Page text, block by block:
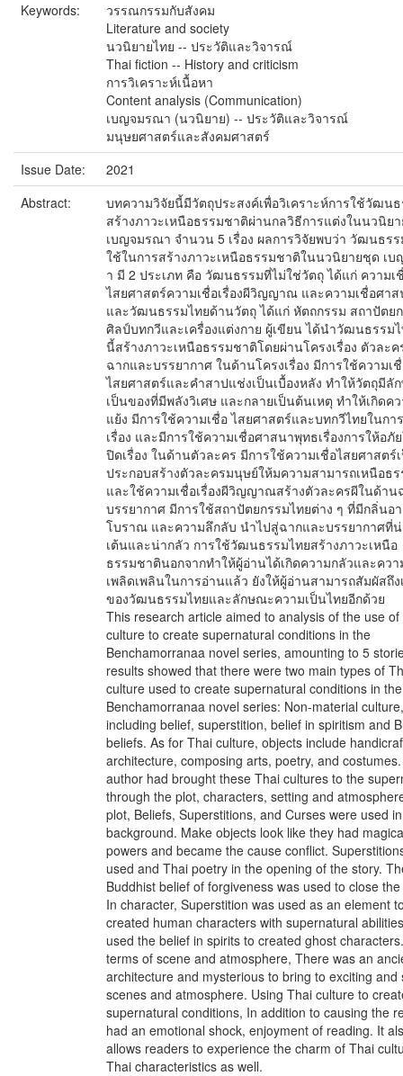
Keywords:
วรรณกรรมกับสังคม
Literature and society
นวนิยายไทย -- ประวัติและวิจารณ์
Thai fiction -- History and criticism
การวิเคราะห์เนื้อหา
Content analysis (Communication)
เบญจมรณา (นวนิยาย) -- ประวัติและวิจารณ์
มนุษยศาสตร์และสังคมศาสตร์
Issue Date:
2021
Abstract:
บทความวิจัยนี้มีวัตถุประสงค์เพื่อวิเคราะห์การใช้วัฒน
สร้างภาวะเหนือธรรมชาติผ่านกลวิธีการแต่งในนวนิย
เบญจมรณา จำนวน 5 เรื่อง ผลการวิจัยพบว่า วัฒนธร
ใช้ในการสร้างภาวะเหนือธรรมชาติในนวนิยายชุด เ
า มี 2 ประเภท คือ วัฒนธรรมที่ไม่ใช่วัตถุ ได้แก่ ความเ
ไสยศาสตร์ความเชื่อเรื่องผีวิญญาณ และความเชื่อศา
และวัฒนธรรมไทยด้านวัตถุ ได้แก่ หัตถกรรม สถาปัตย
ศิลป์บทกวีและเครื่องแต่งกาย ผู้เขียน ได้นำวัฒนธรรม
นี้สร้างภาวะเหนือธรรมชาติโดยผ่านโครงเรื่อง ตัวละ
ฉากและบรรยากาศ ในด้านโครงเรื่อง มีการใช้ความเ
ไสยศาสตร์และคำสาปแช่งเป็นเบื้องหลัง ทำให้วัตถุมีลั
เป็นของที่มีพลังวิเศษ และกลายเป็นต้นเหตุ ทำให้เกิดค
แย้ง มีการใช้ความเชื่อ ไสยศาสตร์และบทกวีไทยในกา
เรื่อง และมีการใช้ความเชื่อศาสนาพุทธเรื่องการให้อภั
ปิดเรื่อง ในด้านตัวละคร มีการใช้ความเชื่อไสยศาสตร์
ประกอบสร้างตัวละครมนุษย์ให้มความสามารถเหนือธ
และใช้ความเชื่อเรื่องผีวิญญาณสร้างตัวละครผีในด้าน
บรรยากาศ มีการใช้สถาปัตยกรรมไทยต่าง ๆ ที่มีกลิ่นอ
โบราณ และความลึกลับ นำไปสู่ฉากและบรรยากาศที่
เต้นและน่ากลัว การใช้วัฒนธรรมไทยสร้างภาวะเหนือ
ธรรมชาตินอกจากทำให้ผู้อ่านได้เกิดความกลัวและควา
เพลิดเพลินในการอ่านแล้ว ยังให้ผู้อ่านสามารถสัมผัสถึ
ของวัฒนธรรมไทยและลักษณะความเป็นไทยอีกด้วย
This research article aimed to analysis of the use of
culture to create supernatural conditions in the
Benchamorranaa novel series, amounting to 5
results showed that there were two main types of
culture used to create supernatural conditions in the
Benchamorranaa novel series: Non-material culture,
including belief, superstition, belief in spiritism and
beliefs. As for Thai culture, objects include
architecture, composing arts, poetry, and
author had brought these Thai cultures to the
through the plot, characters, setting and
plot, Beliefs, Superstitions, and Curses were used
background. Make objects look like they had
powers and became the cause conflict.
used and Thai poetry in the opening of the story.
Buddhist belief of forgiveness was used to close
In character, Superstition was used as an element
created human characters with supernatural
used the belief in spirits to created ghost
terms of scene and atmosphere, There was an
architecture and mysterious to bring to exciting and
scenes and atmosphere. Using Thai culture to
supernatural conditions, In addition to causing the
had an emotional shock, enjoyment of reading. It
allows readers to experience the charm of Thai
Thai characteristics as well.